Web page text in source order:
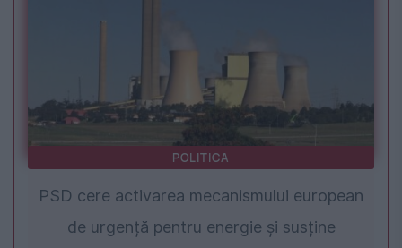
POLITICA
PSD cere activarea mecanismului european
de urgență pentru energie și susține